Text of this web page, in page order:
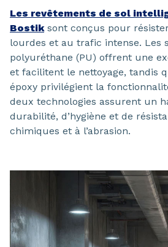
Les revêtements de sol
Bostiksont conçus pour
lourdes et au trafic intense. Les
polyuréthane (PU) offrent une
et facilitent le nettoyage, tandis
époxy privilégient la
deux technologies assurent un
durabilité, d’hygiène et de
chimiques et à l’abrasion.